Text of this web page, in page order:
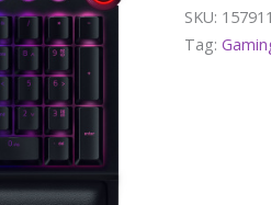
SKU:
Tag: